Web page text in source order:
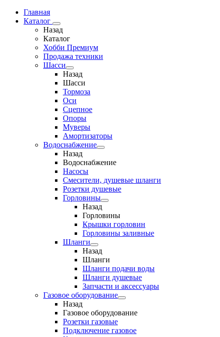
Главная
Каталог
Назад
Каталог
Хобби Премиум
Продажа техники
Шасси
Назад
Шасси
Тормоза
Оси
Сцепное
Опоры
Муверы
Амортизаторы
Водоснабжение
Назад
Водоснабжение
Насосы
Смесители, душевые шланги
Розетки душевые
Горловины
Назад
Горловины
Крышки горловин
Горловины заливные
Шланги
Назад
Шланги
Шланги подачи воды
Шланги душевые
Запчасти и аксессуары
Газовое оборудование
Назад
Газовое оборудование
Розетки газовые
Подключение газовое